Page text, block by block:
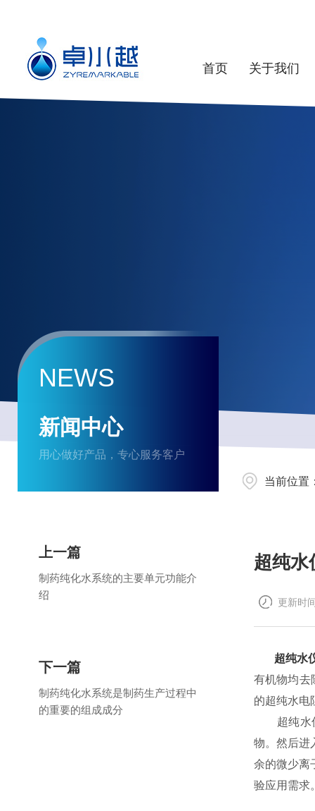
首页 关于我们
NEWS
新闻中心
用心做好产品，专心服务客户
当前位置
超纯水
更新时
超纯水
有机物均去
的超纯水电
超纯水仪
物。然后进
余的微少离
验应用需求
上一篇
制药纯化水系统的主要单元功能介
绍
下一篇
制药纯化水系统是制药生产过程中
的重要的组成成分